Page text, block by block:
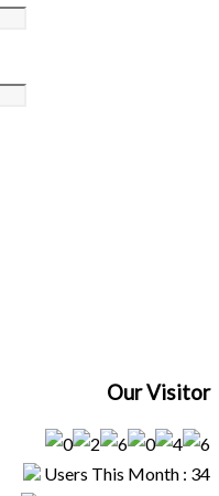
Our Visitor
Users This Month : 34